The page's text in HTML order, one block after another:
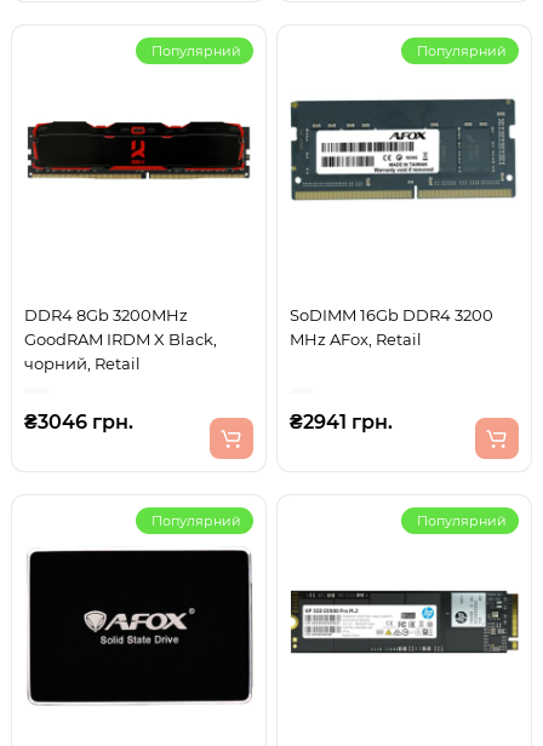
Популярний
DDR4 8Gb 3200MHz
GoodRAM IRDM X Black,
чорний, Retail
₴3046 грн.
Популярний
SoDIMM 16Gb DDR4 3200
MHz AFox, Retail
₴2941 грн.
Популярний Популярний